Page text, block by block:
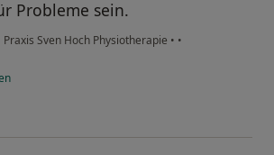
Probleme sein.
Praxis Sven Hoch Physiotherapie • •